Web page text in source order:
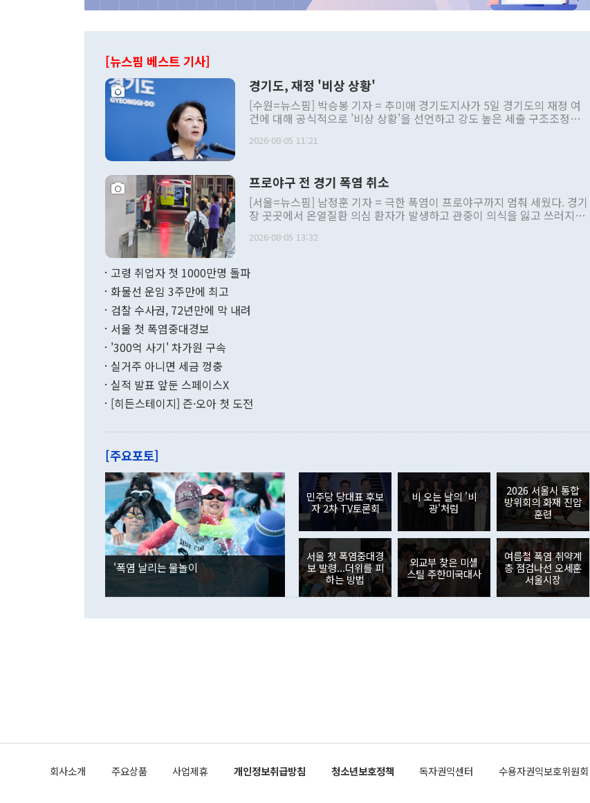
[뉴스핌 베스트 기사]
경기도, 재정 '비상 상황'
[수원=뉴스핌] 박승봉 기자 = 추미애 경기도지사가 5일 경기도의 재정 여
건에 대해 공식적으로 '비상 상황'을 선언하고 강도 높은 세출 구조조정과
미애 경기도지사가 5일 경기도의 재정 여건에 대해 공식적으로 '비상 상
에서 기자회견을 열고 "경기도는 지금 새로운 공약사업을 추진하기는커녕
이미 진행 중인 민생 사업조차 온전히 유지하기 어려운 지경에 이르렀
다"며 "지금 결단하지 않으면 2~3년 뒤 채무를 갚기 위해 또다시 지방채를
발행하는 악순환에 빠질 수 있어 '경기도 재정 비상 상황'을 선언한다"고 밝
혔다. 도에 따르면 민선 8기 당시 경기도는 재정 부족을 이유로 노인장기요
월분만 편성한 것으로 나타났다. 이에 따라 올해에만 약 7700억 원 규모의
9430억 원 상당의 지방채를 20년 만에 발행한 데 이어 통합재정안정화기
금 조례를 개정해 남북협력기금 등 각종 기금 재원 5588억 원을 일반회계
사는 구조적 재정 위기 극복을 위해 ▲도지사 및 고위공직자 업무경비 감액
면 중단▲참모조직 및 공공기관 인력 효율적 재배치 ▲지방소비세 확충 및
'비상 상황'을 선언하고 강도 높은 세출 구조조정과 세입 구조 개선을 골자
로 한 비상조치 방안을 발표했다. [사진=경기도] 다만 도민의 생명과 안전,
취약계층 보호를 위한 핵심 민생 예산은 끝까지 지켜내겠다고 약속했다. 추
미애 지사는 "재정위기의 고통을 사회적 약자와 서민의 삶에 떠넘기지 않
고 불필요한 지출부터 선제적으로 줄여나가겠다"며 "지금의 어려움을 다
음 세대의 빚으로 넘기지 않고 경기도의 미래를 위한 전환점으로 만들기 위
해 도의회 및 31개 시·군과 적극 협력하겠다"고 강조했다.
1141world@newspim.com
2026-08-05 11:21
프로야구 전 경기 폭염 취소
[서울=뉴스핌] 남정훈 기자 = 극한 폭염이 프로야구까지 멈춰 세웠다. 경기
장 곳곳에서 온열질환 의심 환자가 발생하고 관중이 의식을 잃고 쓰러지는
고 긴급 대책 마련에 나섰다. KBO는 5일과 6일 예정됐던 2026 신한 SOL
wcn05002@newspim.com KBO는 "최근 전국적인 폭염으로 관람객과
선수단의 안전을 위협하는 상황이 발생하고 있어 이를 엄중하게 인식하고
보가 발효되면 경기를 정상 개최하고, 폭염경보가 내려질 경우 홈 구단 의
견을 반영해 경기 시작 시간을 최대 1시간까지 늦출 수 있도록 했다. 또한
로 취소됐다. [인천=뉴스핌] 유다연 기자= 4일 인천 SSG랜더스필드에서
열린 SSG와 LG 경기 8회를 마친 후 한 관객이 온열질환으로 쓰러졌다. 해
당 관객을 이송하기 위해 대기 중인 구급차의 모습. 2026.08.05
willowdy@newspim.com 그러나 다른 경기장에서는 더 심각한 상황이
발생했다. 인천 SSG랜더스필드에서 열린 LG와 SSG 경기에서는 총 25명
의 관중이 온열질환 의심 증세를 호소하며 현장 치료를 받았다. 이 가운데 2
명은 의식 저하 등 중증 증상을 보여 구급차로 병원에 이송됐다. 8회말에는
25세 남성 관중이 계단에서 의식을 잃고 쓰러져 경기가 약 9분간 중단됐고,
경기 종료 직전에도 26세 남성 관중이 응원석에서 쓰러지는 응급 상황이
발생했다. 다행히 두 번째 환자는 현장 안전요원의 응급조치 후 의식을 회
KBO는 기존 운영 방침만으로는 안전을 담보하기 어렵다고 판단했고, 결국
2026-08-05 13:32
고령 취업자 첫 1000만명 돌파
화물선 운임 3주만에 최고
검찰 수사권, 72년만에 막 내려
서울 첫 폭염중대경보
'300억 사기' 차가원 구속
실거주 아니면 세금 껑충
실적 발표 앞둔 스페이스X
[히든스테이지] 즌·오아 첫 도전
[주요포토]
'폭염 날리는 물놀이
민주당 당대표 후보
자 2차 TV토론회
비 오는 날의 '비
광'처럼
2026 서울시 통합
방위회의 화재 진압
훈련
서울 첫 폭염중대경
보 발령...더위를 피
하는 방법
외교부 찾은 미셸
스틸 주한미국대사
여름철 폭염 취약계
층 점검나선 오세훈
서울시장
회사소개 주요상품 사업제휴 개인정보취급방침 청소년보호정책 독자권익센터 수용자권익보호위원회